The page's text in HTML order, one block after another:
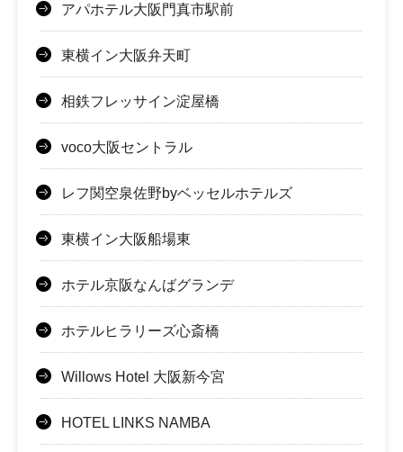
アパホテル大阪門真市駅前
東横イン大阪弁天町
相鉄フレッサイン淀屋橋
voco大阪セントラル
レフ関空泉佐野byベッセルホテルズ
東横イン大阪船場東
ホテル京阪なんばグランデ
ホテルヒラリーズ心斎橋
Willows Hotel 大阪新今宮
HOTEL LINKS NAMBA